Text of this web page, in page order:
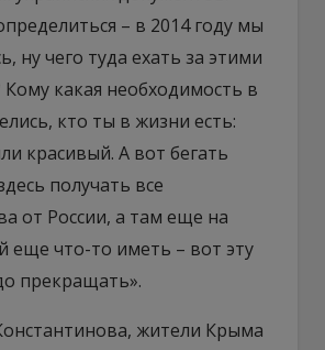
– в 2014 году мы
ну чего туда ехать за этими
какая необходимость в
кто ты в жизни есть:
красивый. А вот бегать
получать все
от России, а там еще на
еще что-то иметь – вот эту
прекращать».
жители Крыма